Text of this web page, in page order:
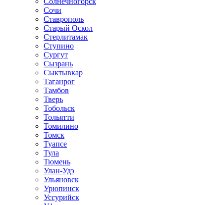
Сочи
Ставрополь
Старый Оскол
Стерлитамак
Ступино
Сургут
Сызрань
Сыктывкар
Таганрог
Тамбов
Тверь
Тобольск
Тольятти
Томилино
Томск
Туапсе
Тула
Тюмень
Улан-Удэ
Ульяновск
Урюпинск
Уссурийск